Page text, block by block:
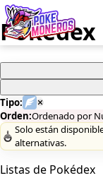
Juegos
Minijuegos
Pokédex
Team Builder
Pokédex
Tipo:
Orden:Ordenado por
Solo están
alternativas.
Listas de Pokédex